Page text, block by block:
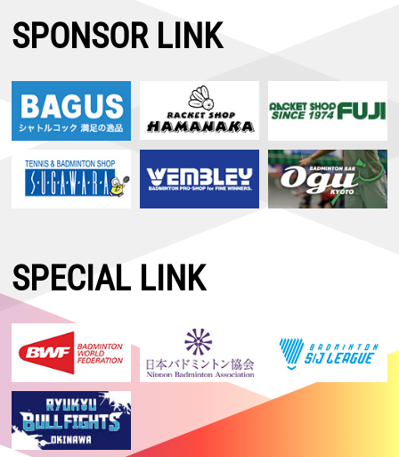
SPONSOR LINK
SPECIAL LINK